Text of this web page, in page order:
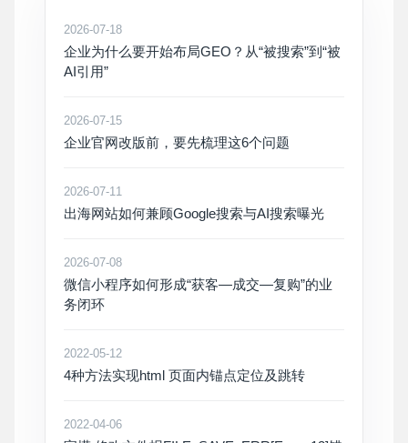
2026-07-18
企业为什么要开始布局GEO？从“被搜索”到“被
AI引用”
2026-07-15
企业官网改版前，要先梳理这6个问题
2026-07-11
出海网站如何兼顾Google搜索与AI搜索曝光
2026-07-08
微信小程序如何形成“获客—成交—复购”的业
务闭环
2022-05-12
4种方法实现html 页面内锚点定位及跳转
2022-04-06